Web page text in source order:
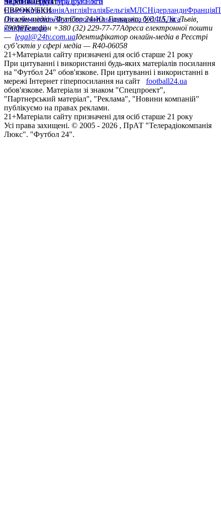
НімеччинаІспаніяАнгліяІталіяБельгіяМЛСНідерландиФранція
ЄВРОКУБКИ
Ліга чемпіонівЛіга ЄвропиЮнацька ліга УЄФАЛіга
конференцій
Онлайн-медіа «Футбол 24»пл. Галицька, буд. 15, м. Львів,
79008Телефон +380 (32) 229-77-77Адреса електронної пошти
— legal@24tv.com.uaІдентифікатор онлайн-медіа в Реєстрі
суб’єктів у сфері медіа — R40-06058
21+Матеріали сайту призначені для осіб старше 21 року
При цитуванні і використанні будь-яких матеріалів посилання
на "Футбол 24" обов'язкове. При цитуванні і використанні в
мережі Інтернет гіперпосилання на сайт
football24.ua
обов'язкове. Матеріали зі знаком "Спецпроект",
"Партнерський матеріал", "Реклама", "Новини компаній"
публікуємо на правах реклами.
21+Матеріали сайту призначені для осіб старше 21 року
Усi права захищенi. © 2005 - 2026 , ПрАТ "Телерадіокомпанія
Люкс". "Футбол 24".